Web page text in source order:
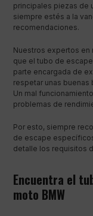
principales piezas de
siempre estés a la
recomendaciones.
Nuestros expertos en
que el tubo de
parte encargada de
respetar unas
Un mal
problemas de
Por esto, siempre
de escape
detalle los requisitos
Encuentra el
moto BMW